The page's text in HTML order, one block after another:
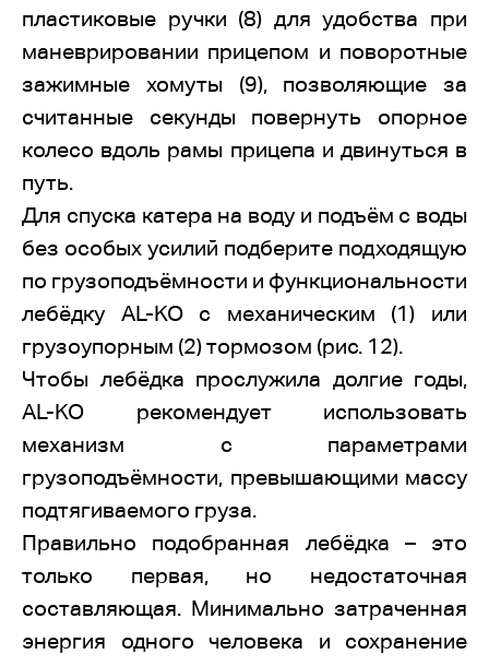
пластиковые ручки (8) для удобства при
маневрировании прицепом и поворотные
зажимные хомуты (9), позволяющие за
считанные секунды повернуть опорное
колесо вдоль рамы прицепа и двинуться в
путь.
Для спуска катера на воду и подъём с воды
без особых усилий подберите подходящую
по грузоподъёмности и функциональности
лебёдку AL-KO с механическим (1) или
грузоупорным (2) тормозом (рис. 12).
Чтобы лебёдка прослужила долгие годы,
AL-KO рекомендует использовать
механизм с параметрами
грузоподъёмности, превышающими массу
подтягиваемого груза.
Правильно подобранная лебёдка – это
только первая, но недостаточная
составляющая. Минимально затраченная
энергия одного человека и сохранение